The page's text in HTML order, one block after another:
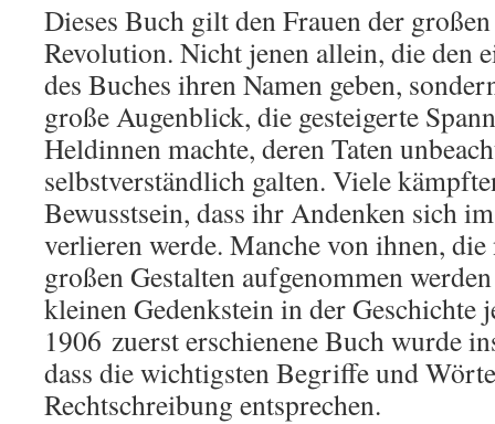
Dieses Buch gilt den Frauen der
Revolution. Nicht jenen allein, die den
des Buches ihren Namen geben,
große Augenblick, die gesteigerte
Heldinnen machte, deren Taten
selbstverständlich galten. Viele
Bewusstsein, dass ihr Andenken sich
verlieren werde. Manche von ihnen,
großen Gestalten aufgenommen
kleinen Gedenkstein in der Geschichte
1906 zuerst erschienene Buch wurde
dass die wichtigsten Begriffe und
Rechtschreibung entsprechen.